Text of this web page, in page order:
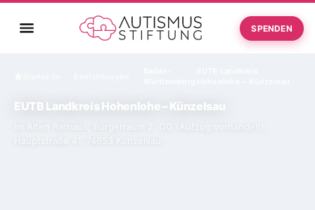
SPENDEN
EUTB Landkreis Hohenlohe – Künzelsau
im Alten Rathaus; Bürgerraum 2. OG (Aufzug vorhanden),
Hauptstraße 41, 74653 Künzelsau